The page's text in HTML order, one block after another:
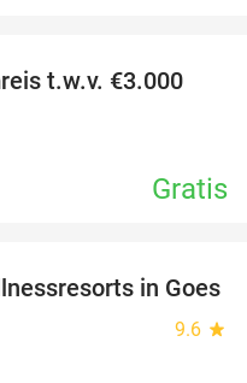
t.w.v. €3.000
Gratis
49%
in Goes
9.6 star